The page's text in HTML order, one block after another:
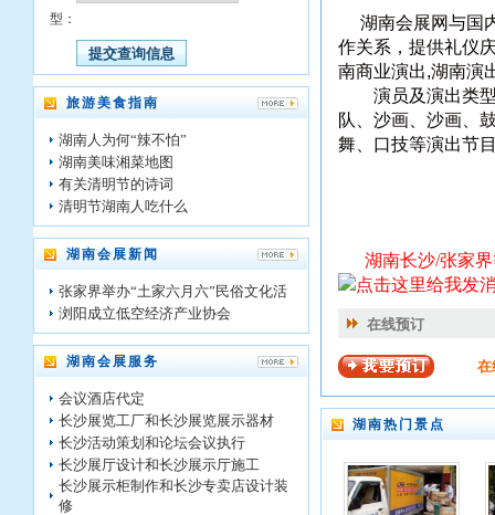
型：
旅游美食指南
湖南人为何“辣不怕”
湖南美味湘菜地图
有关清明节的诗词
清明节湖南人吃什么
湖南会展新闻
张家界举办“土家六月六”民俗文化活
浏阳成立低空经济产业协会
湖南会展服务
会议酒店代定
长沙展览工厂和长沙展览展示器材
长沙活动策划和论坛会议执行
长沙展厅设计和长沙展示厅施工
长沙展示柜制作和长沙专卖店设计装
修
湖南会展网与国
作关系，提供礼仪
南商业演出,湖南演
演员及演出类型:
队、沙画、沙画、
舞、口技等演出节
湖南长沙/张家界
在线预订
在
湖南热门景点